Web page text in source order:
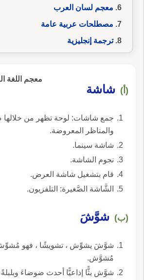
معجم لسان العرب
مصطلحات عربية عامة
ترجمة إنجليزية
معجم اللغة
(أ) شاشة
جمع شاشات: لوحة تظهر من خلالها
والمناظر المعروضة.
شاشة سينما.
نجوم الشاشة.
قام بتشغيل شاشة العرض.
الشَّاشة الصَّغيرة: التلفزيون.
(ب) شوَّشَ
شوَّشَ يشوِّش ، تشويشًا ، فهو مُشوِّش
مُشوَّش.
شوَّش بثًّا إذاعيًّا أحدث ضوضاءَ